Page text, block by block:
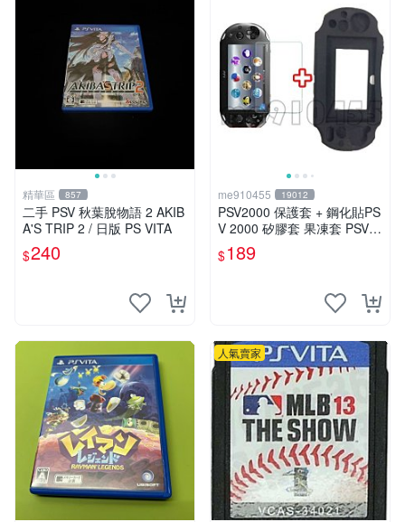
精華區 857
二手 PSV 秋葉脫物語 2 AKIB
A'S TRIP 2 / 日版 PS VITA
$240
me910455 19012
PSV2000 保護套 + 鋼化貼PS
V 2000 矽膠套 果凍套 PSV2
007 保護貼 玻璃貼 PSV 配件
有現貨
$189
人氣賣家